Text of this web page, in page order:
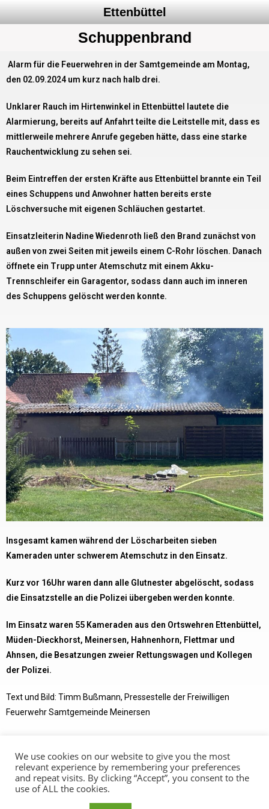
Ettenbüttel
Schuppenbrand
Alarm für die Feuerwehren in der Samtgemeinde am Montag,
den 02.09.2024 um kurz nach halb drei.
Unklarer Rauch im Hirtenwinkel in Ettenbüttel lautete die
Alarmierung, bereits auf Anfahrt teilte die Leitstelle mit, dass es
mittlerweile mehrere Anrufe gegeben hätte, dass eine starke
Rauchentwicklung zu sehen sei.
Beim Eintreffen der ersten Kräfte aus Ettenbüttel brannte ein Teil
eines Schuppens und Anwohner hatten bereits erste
Löschversuche mit eigenen Schläuchen gestartet.
Einsatzleiterin Nadine Wiedenroth ließ den Brand zunächst von
außen von zwei Seiten mit jeweils einem C-Rohr löschen. Danach
öffnete ein Trupp unter Atemschutz mit einem Akku-
Trennschleifer ein Garagentor, sodass dann auch im inneren
des Schuppens gelöscht werden konnte.
Insgesamt kamen während der Löscharbeiten sieben
Kameraden unter schwerem Atemschutz in den Einsatz.
Kurz vor 16Uhr waren dann alle Glutnester abgelöscht, sodass
die Einsatzstelle an die Polizei übergeben werden konnte.
Im Einsatz waren 55 Kameraden aus den Ortswehren Ettenbüttel,
Müden-Dieckhorst, Meinersen, Hahnenhorn, Flettmar und
Ahnsen, die Besatzungen zweier Rettungswagen und Kollegen
der Polizei.
Text und Bild: Timm Bußmann, Pressestelle der Freiwilligen
Feuerwehr Samtgemeinde Meinersen
We use cookies on our website to give you the most
relevant experience by remembering your preferences
and repeat visits. By clicking “Accept”, you consent to the
use of ALL the cookies.